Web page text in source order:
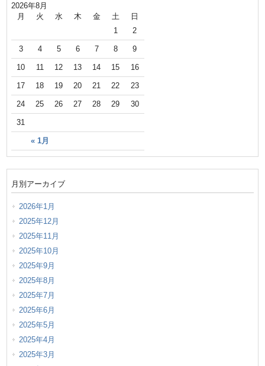
2026年8月
月 火 水 木 金 土 日
« 1月
1 2
3 4 5 6 7 8 9
10 11 12 13 14 15 16
17 18 19 20 21 22 23
24 25 26 27 28 29 30
31
月別アーカイブ
2026年1月
2025年12月
2025年11月
2025年10月
2025年9月
2025年8月
2025年7月
2025年6月
2025年5月
2025年4月
2025年3月